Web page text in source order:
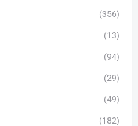
(356)
(13)
(94)
(29)
(49)
(182)